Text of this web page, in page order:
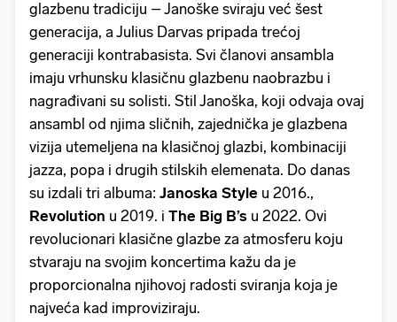
glazbenu tradiciju – Janoške sviraju već šest
generacija, a Julius Darvas pripada trećoj
generaciji kontrabasista. Svi članovi ansambla
imaju vrhunsku klasičnu glazbenu naobrazbu i
nagrađivani su solisti. Stil Janoška, koji odvaja ovaj
ansambl od njima sličnih, zajednička je glazbena
vizija utemeljena na klasičnoj glazbi, kombinaciji
jazza, popa i drugih stilskih elemenata. Do danas
su izdali tri albuma: Janoska Style u 2016.,
Revolution u 2019. i The Big B’s u 2022. Ovi
revolucionari klasične glazbe za atmosferu koju
stvaraju na svojim koncertima kažu da je
proporcionalna njihovoj radosti sviranja koja je
najveća kad improviziraju.